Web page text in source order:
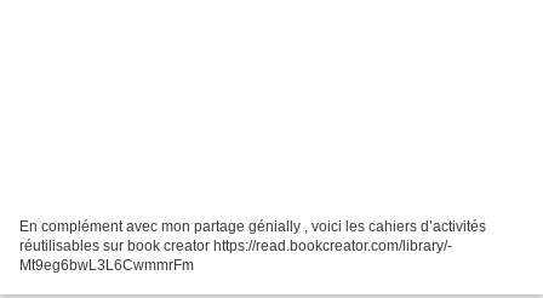
En complément avec mon partage génially , voici les cahiers d’activités
réutilisables sur book creator https://read.bookcreator.com/library/-
Mt9eg6bwL3L6CwmmrFm